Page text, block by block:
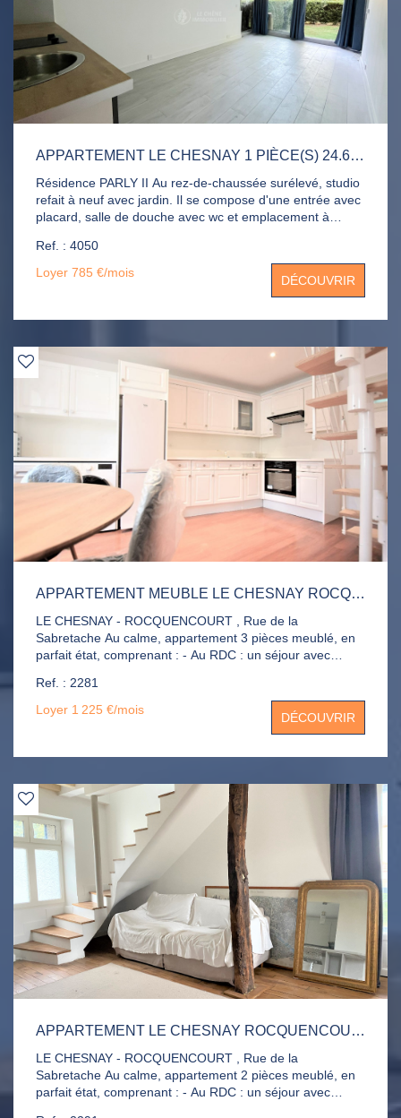
APPARTEMENT LE CHESNAY 1 PIÈCE(S) 24.65 M2
Résidence PARLY II Au rez-de-chaussée surélevé, studio
refait à neuf avec jardin. Il se compose d'une entrée avec
placard, salle de douche avec wc et emplacement à
jardin. Chauffage et eau chaude compris dans les
charges. Piscine, terrains de tennis et gardien. Disponible
Ref. : 4050
Loyer 785 €/mois
DÉCOUVRIR
APPARTEMENT MEUBLE LE CHESNAY ROCQUENCOURT 3 PIÈCE(S) 46.21 M2
LE CHESNAY - ROCQUENCOURT , Rue de la
Sabretache Au calme, appartement 3 pièces meublé, en
parfait état, comprenant : - Au RDC : un séjour avec
salle d'eau avec WC - A l'étage : une chambre sous
combles Le complément de loyer de 190 euros concerne
la consommation des fluides (gaz, électricité, eau) . Une
régularisation se fera chaque fin d'année. Surface totale
au sol : 69.43 m²
Ref. : 2281
Loyer 1 225 €/mois
DÉCOUVRIR
APPARTEMENT LE CHESNAY ROCQUENCOURT 2 PIÈCE(S) 59.23M2
LE CHESNAY - ROCQUENCOURT , Rue de la
Sabretache Au calme, appartement 2 pièces meublé, en
parfait état, comprenant : - Au RDC : un séjour avec